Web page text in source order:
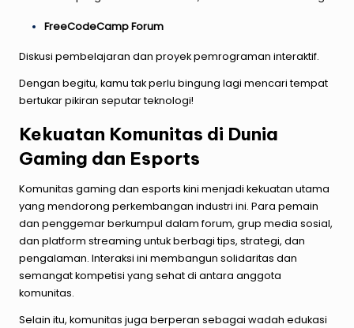
FreeCodeCamp Forum
Diskusi pembelajaran dan proyek pemrograman interaktif.
Dengan begitu, kamu tak perlu bingung lagi mencari tempat
bertukar pikiran seputar teknologi!
Kekuatan Komunitas di Dunia
Gaming dan Esports
Komunitas gaming dan esports kini menjadi kekuatan utama
yang mendorong perkembangan industri ini. Para pemain
dan penggemar berkumpul dalam forum, grup media sosial,
dan platform streaming untuk berbagi tips, strategi, dan
pengalaman. Interaksi ini membangun solidaritas dan
semangat kompetisi yang sehat di antara anggota
komunitas.
Selain itu, komunitas juga berperan sebagai wadah edukasi